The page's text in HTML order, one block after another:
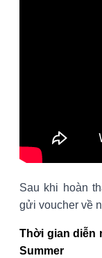
Sau khi hoàn
gửi voucher về
Thời gian diễn
Summer